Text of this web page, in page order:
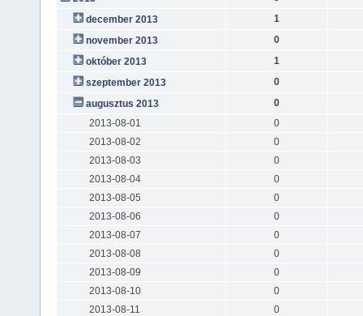
december 2013
1
november 2013
0
október 2013
1
szeptember 2013
0
augusztus 2013
0
2013-08-01
0
2013-08-02
0
2013-08-03
0
2013-08-04
0
2013-08-05
0
2013-08-06
0
2013-08-07
0
2013-08-08
0
2013-08-09
0
2013-08-10
0
2013-08-11
0